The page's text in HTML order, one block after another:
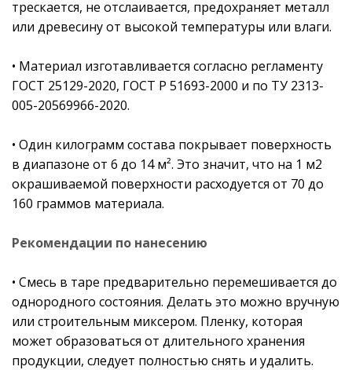
трескается, не отслаивается, предохраняет металл
или древесину от высокой температуры или влаги.
• Материал изготавливается согласно регламенту
ГОСТ 25129-2020, ГОСТ Р 51693-2000 и по ТУ 2313-
005-20569966-2020.
• Один килограмм состава покрывает поверхность
в диапазоне от 6 до 14 м². Это значит, что на 1 м2
окрашиваемой поверхности расходуется от 70 до
160 граммов материала.
Рекомендации по нанесению
• Смесь в таре предварительно перемешивается до
однородного состояния. Делать это можно вручную
или строительным миксером. Пленку, которая
может образоваться от длительного хранения
продукции, следует полностью снять и удалить.